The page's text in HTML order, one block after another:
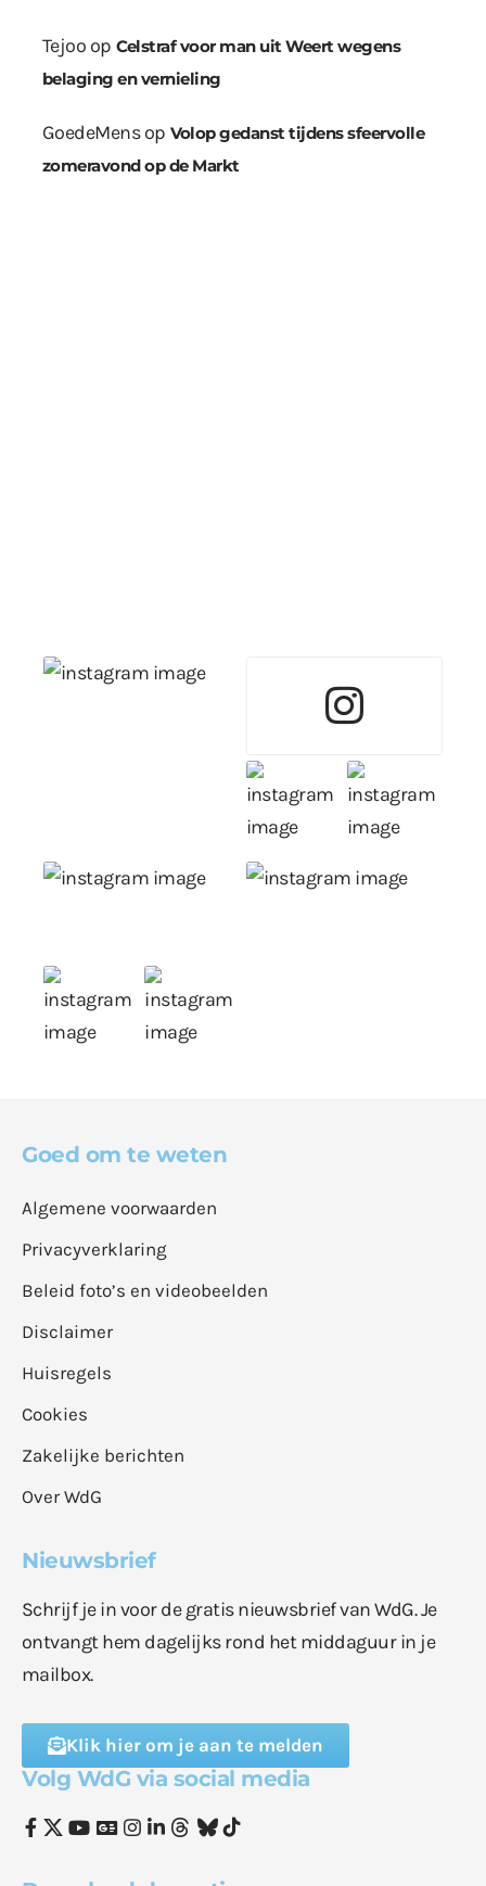
Tejoo op Celstraf voor man uit Weert wegens
belaging en vernieling
GoedeMensop Volop gedanst tijdens sfeervolle
zomeravond op de Markt
Goed om te weten
Algemene voorwaarden
Privacyverklaring
Beleid foto’s en videobeelden
Disclaimer
Huisregels
Cookies
Zakelijke berichten
Over WdG
Nieuwsbrief
Schrijf je in voor de gratis nieuwsbrief van WdG. Je
ontvangt hem dagelijks rond het middaguur in je
mailbox.
Klik hier om je aan te melden
Volg WdG via social media